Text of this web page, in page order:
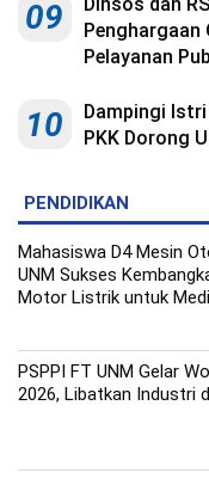
09
Penghargaan
Pelayanan
10
Dampingi Istri
PKK Dorong
PENDIDIKAN
Mahasiswa D4 Mesin
UNM Sukses
Motor Listrik untuk
PSPPI FT UNM Gelar
2026, Libatkan Industri